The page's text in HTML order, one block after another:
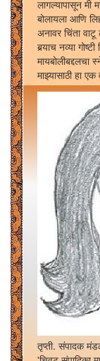
लागल्यापासून मी
बोलायला आणि
अनावर चिंता
बर्‍याच नव्या
माझ्यासाठी हा
तृप्ती. संपादक